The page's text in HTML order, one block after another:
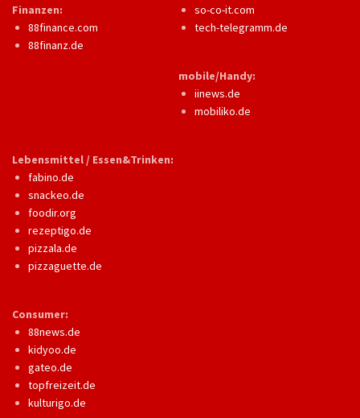
Finanzen:
88finance.com
88finanz.de
so-co-it.com
tech-telegramm.de
mobile/Handy:
iinews.de
mobiliko.de
Lebensmittel / Essen&Trinken:
fabino.de
snackeo.de
foodir.org
rezeptigo.de
pizzala.de
pizzaguette.de
Consumer:
88news.de
kidyoo.de
gateo.de
topfreizeit.de
kulturigo.de